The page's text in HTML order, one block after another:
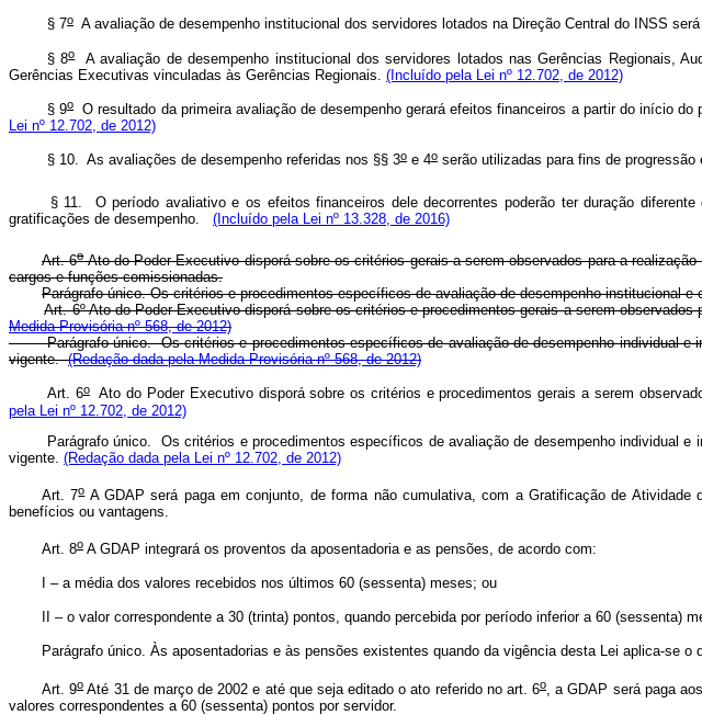
§ 7o A avaliação de desempenho institucional dos servidores lotados na Direção Central do INSS
§ 8oA avaliação de desempenho institucional dos servidores lotados nas Gerências Regionais,
Gerências Executivas vinculadas às Gerências Regionais. (Incluído pela Lei nº 12.702, de 2012)
§ 9oO resultado da primeira avaliação de desempenho gerará efeitos financeiros a partir do início
Lei nº 12.702, de 2012)
§ 10. As avaliações de desempenho referidas nos §§ 3o e 4o serão utilizadas para fins de progressão
§ 11. O período avaliativo e os efeitos financeiros dele decorrentes poderão ter duração
gratificações de desempenho. (Incluído pela Lei nº 13.328, de 2016)
Art. 6oAto do Poder Executivo disporá sobre os critérios gerais a serem observados para a
cargos e funções comissionadas.
Parágrafo único. Os critérios e procedimentos específicos de avaliação de desempenho institucional
Art. 6º Ato do Poder Executivo disporá sobre os critérios e procedimentos gerais a serem
Medida Provisória nº 568, de 2012)
Parágrafo único. Os critérios e procedimentos específicos de avaliação de desempenho individual e
vigente.(Redação dada pela Medida Provisória nº 568, de 2012)
Art. 6oAto do Poder Executivo disporá sobre os critérios e procedimentos gerais a serem
pela Lei nº 12.702, de 2012)
Parágrafo único. Os critérios e procedimentos específicos de avaliação de desempenho individual
vigente. (Redação dada pela Lei nº 12.702, de 2012)
Art. 7oA GDAP será paga em conjunto, de forma não cumulativa, com a Gratificação de Atividade
benefícios ou vantagens.
Art. 8o A GDAP integrará os proventos da aposentadoria e as pensões, de acordo com:
I – a média dos valores recebidos nos últimos 60 (sessenta) meses; ou
II – o valor correspondente a 30 (trinta) pontos, quando percebida por período inferior a 60 (sessenta)
Parágrafo único. Às aposentadorias e às pensões existentes quando da vigência desta Lei aplica-se o
Art. 9oAté 31 de março de 2002 e até que seja editado o ato referido no art. 6o
, a GDAP será paga
valores correspondentes a 60 (sessenta) pontos por servidor.